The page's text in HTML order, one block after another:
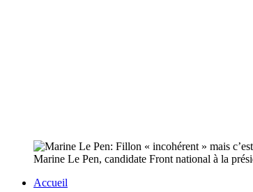
Marine Le Pen, candidate Front national à la
Accueil